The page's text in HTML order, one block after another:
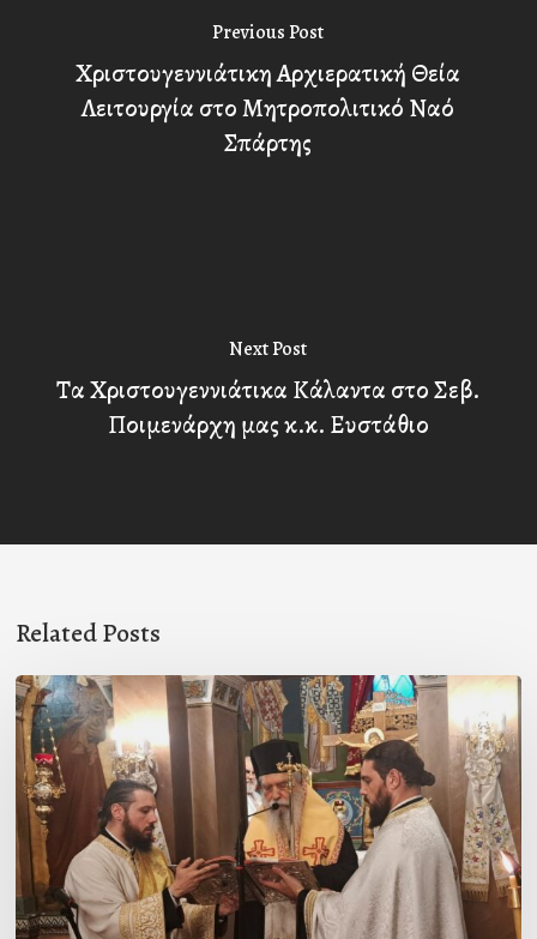
Previous Post
Χριστουγεννιάτικη Αρχιερατική Θεία
Λειτουργία στο Μητροπολιτικό Ναό
Σπάρτης
Next Post
Τα Χριστουγεννιάτικα Κάλαντα στο Σεβ.
Ποιμενάρχη μας κ.κ. Ευστάθιο
Related Posts
Ιερά
Παράκληση
στον
Ι.Ν.
Κοιμήσεως
της
Θεοτόκου